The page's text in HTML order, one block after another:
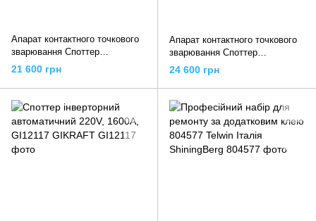
Апарат контактного точкового
зварювання Споттер
ТЕМП-4500 220V АВТОСТАРТ
21 600 грн
Апарат контактного точкового
зварювання Споттер
ТЕМП-6000 220V АВТОСТАРТ
24 600 грн